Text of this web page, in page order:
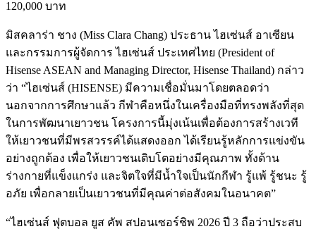
120,000 บาท
มิสคลาร่า ชาง (Miss Clara Chang) ประธาน ไฮเซ่นส์ อาเซียน
และกรรมการผู้จัดการ ไฮเซ่นส์ ประเทศไทย (President of
Hisense ASEAN and Managing Director, Hisense Thailand) กล่าว
ว่า “ไฮเซ่นส์ (HISENSE) มีความเชื่อมั่นมาโดยตลอดว่า
นอกจากการศึกษาแล้ว กีฬาคือหนึ่งในเครื่องมือที่ทรงพลังที่สุด
ในการพัฒนาเยาวชน โครงการนี้มุ่งเน้นเพื่อต้องการสร้างเวที
ให้เยาวชนที่มีพรสวรรค์ได้แสดงออก ได้เรียนรู้หลักการแข่งขัน
อย่างถูกต้อง เพื่อให้เยาวชนเติบโตอย่างมีคุณภาพ ทั้งด้าน
ร่างกายที่แข็งแกร่ง และจิตใจที่มีน้ำใจเป็นนักกีฬา รู้แพ้ รู้ชนะ รู้
อภัย เพื่อกลายเป็นเยาวชนที่มีคุณค่าต่อสังคมในอนาคต”
“ไฮเซ่นส์ ฟุตบอล ยูส คัพ สปอนเซอร์ชิพ 2026 ปี 3 ถือว่าประสบ